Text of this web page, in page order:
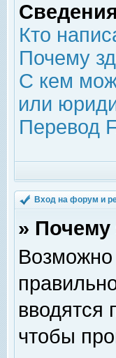
Кто
Почему
С кем
или
Перевод
Вход на форум и
»
Возможно
вводятся
чтобы